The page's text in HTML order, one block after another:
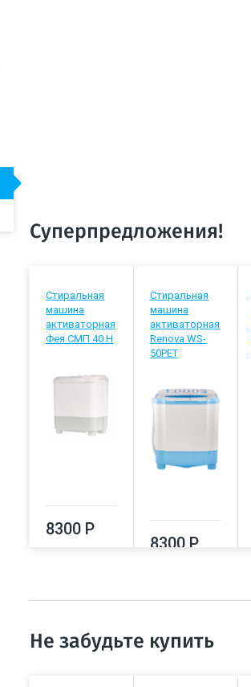
Суперпредложения!
Стиральная
машина
активаторная
Фея СМП 40 Н
8300 Р
Стиральная
машина
активаторная
Renova WS-
50PET
8300 Р
Не забудьте купить